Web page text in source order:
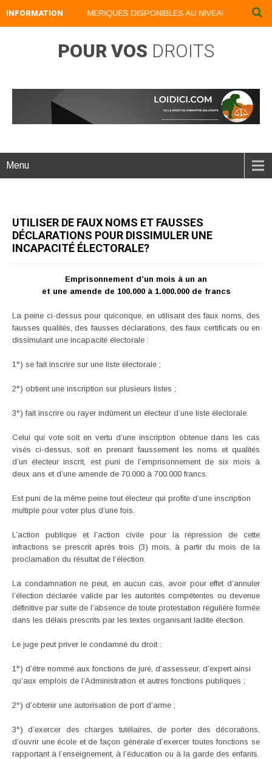
INFORMATION
NOS LIVRES NUMERIQUES DISPONIBLES AU NIVEAU DU MENU
POUR VOS DROITS
Menu
UTILISER DE FAUX NOMS ET FAUSSES
DÉCLARATIONS POUR DISSIMULER UNE
INCAPACITÉ ÉLECTORALE?
Emprisonnement d’un mois à un an
et une amende de 100.000 à 1.000.000 de francs
La peine ci-dessus pour quiconque, en utilisant des faux noms, des
fausses qualités, des fausses déclarations, des faux certificats ou en
dissimulant une incapacité électorale :
1°) se fait inscrire sur une liste électorale ;
2°) obtient une inscription sur plusieurs listes ;
3°) fait inscrire ou rayer indûment un électeur d’une liste électorale.
Celui qui vote soit en vertu d’une inscription obtenue dans les cas
visés ci-dessus, soit en prenant faussement les noms et qualités
d’un électeur inscrit, est puni de l’emprisonnement de six mois à
deux ans et d’une amende de 70.000 à 700.000 francs.
Est puni de la même peine tout électeur qui profite d’une inscription
multiple pour voter plus d’une fois.
L’action publique et l’action civile pour la répression de cette
infractions se prescrit après trois (3) mois, à partir du mois de la
proclamation du résultat de l’élection.
La condamnation ne peut, en aucun cas, avoir pour effet d’annuler
l’élection déclarée valide par les autorités compétentes ou devenue
définitive par suite de l’absence de toute protestation régulière formée
dans les délais prescrits par les textes organisant ladite élection.
Le juge peut priver le condamné du droit :
1°) d’être nommé aux fonctions de juré, d’assesseur, d’expert ainsi
qu’aux emplois de l’Administration et autres fonctions publiques ;
2°) d’obtenir une autorisation de port d’arme ;
3°) d’exercer des charges tutélaires, de porter des décorations,
d’ouvrir une école et de façon générale d’exercer toutes fonctions se
rapportant à l’enseignement, à l’éducation ou à la garde des enfants.